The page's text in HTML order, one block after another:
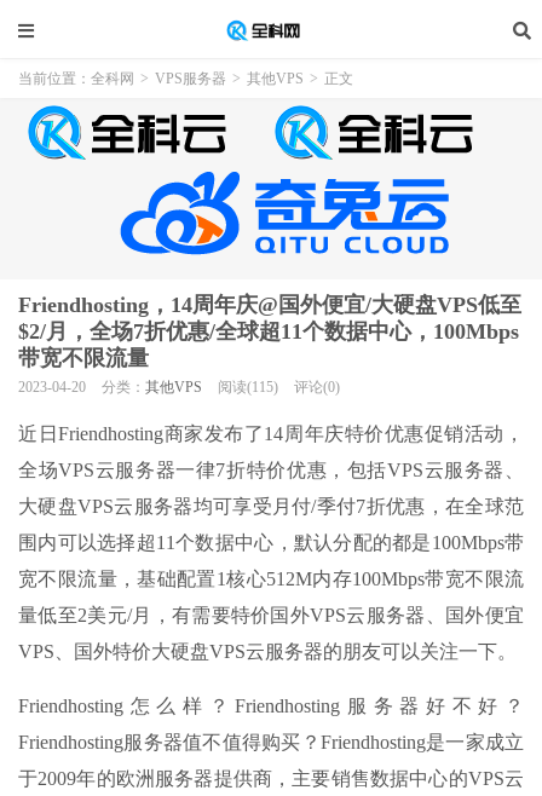
当前位置： 全科网 > VPS服务器 > 其他VPS > 正文
Friendhosting，14周年庆@国外便宜/大硬盘VPS低至
$2/月，全场7折优惠/全球超11个数据中心，100Mbps
带宽不限流量
2023-04-20 分类： 其他VPS 阅读(115) 评论(0)
近日Friendhosting商家发布了14周年庆特价优惠促销活动，
全场VPS云服务器一律7折特价优惠，包括VPS云服务器、
大硬盘VPS云服务器均可享受月付/季付7折优惠，在全球范
围内可以选择超11个数据中心，默认分配的都是100Mbps带
宽不限流量，基础配置1核心512M内存100Mbps带宽不限流
量低至2美元/月，有需要特价国外VPS云服务器、国外便宜
VPS、国外特价大硬盘VPS云服务器的朋友可以关注一下。
Friendhosting怎么样？Friendhosting服务器好不好？
Friendhosting服务器值不值得购买？Friendhosting是一家成立
于2009年的欧洲服务器提供商，主要销售数据中心的VPS云